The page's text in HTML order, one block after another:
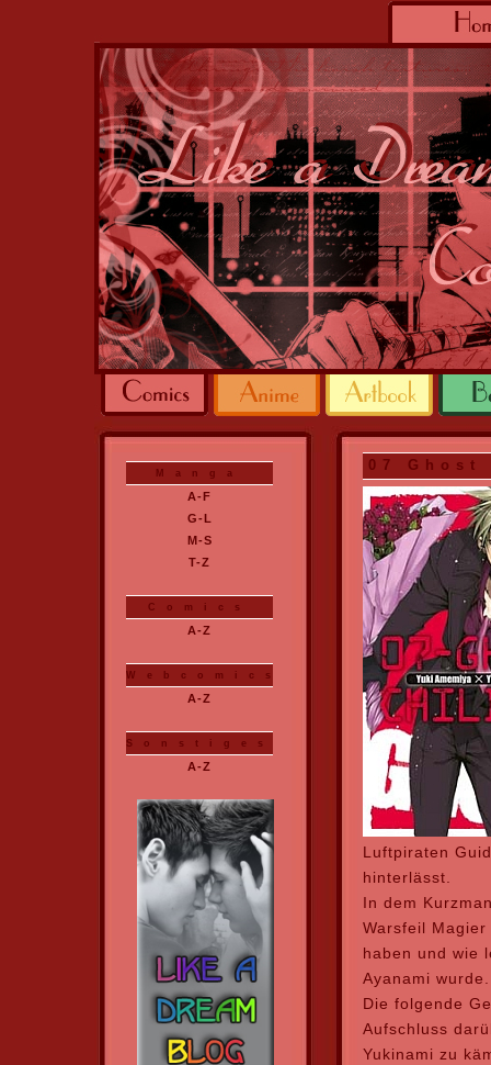
07
Luftpiraten
hinterlässt.
In dem
Warsfeil
haben und wie
Ayanami wurde.
Die folgende
Aufschluss
Yukinami zu